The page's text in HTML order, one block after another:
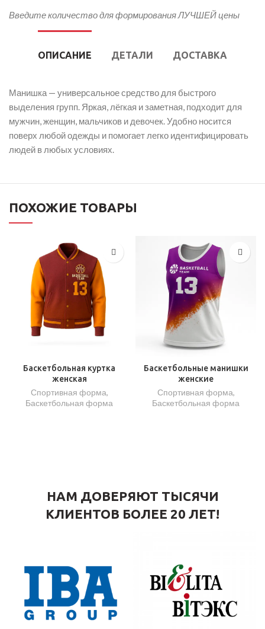
Введите количество для формирования ЛУЧШЕЙ цены
ОПИСАНИЕ ДЕТАЛИ ДОСТАВКА
Манишка — универсальное средство для быстрого
выделения групп. Яркая, лёгкая и заметная, подходит для
мужчин, женщин, мальчиков и девочек. Удобно носится
поверх любой одежды и помогает легко идентифицировать
людей в любых условиях.
ПОХОЖИЕ ТОВАРЫ
Баскетбольная куртка
женская
Спортивная форма,
Баскетбольная форма
Баскетбольные манишки
женские
Спортивная форма,
Баскетбольная форма
НАМ ДОВЕРЯЮТ ТЫСЯЧИ
КЛИЕНТОВ БОЛЕЕ 20 ЛЕТ!